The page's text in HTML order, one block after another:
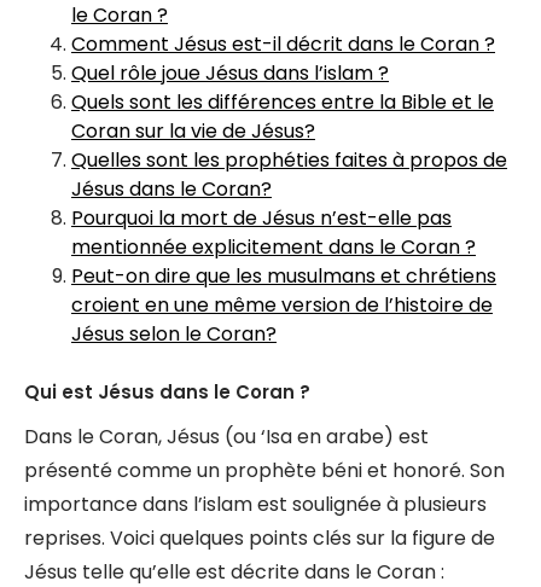
le Coran ?
Comment Jésus est-il décrit dans le Coran ?
Quel rôle joue Jésus dans l’islam ?
Quels sont les différences entre la Bible et le
Coran sur la vie de Jésus?
Quelles sont les prophéties faites à propos de
Jésus dans le Coran?
Pourquoi la mort de Jésus n’est-elle pas
mentionnée explicitement dans le Coran ?
Peut-on dire que les musulmans et chrétiens
croient en une même version de l’histoire de
Jésus selon le Coran?
Qui est Jésus dans le Coran ?
Dans le Coran, Jésus (ou ‘Isa en arabe) est
présenté comme un prophète béni et honoré. Son
importance dans l’islam est soulignée à plusieurs
reprises. Voici quelques points clés sur la figure de
Jésus telle qu’elle est décrite dans le Coran :